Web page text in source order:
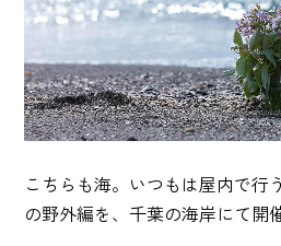
こちらも海。いつもは屋内で行
の野外編を、千葉の海岸にて開